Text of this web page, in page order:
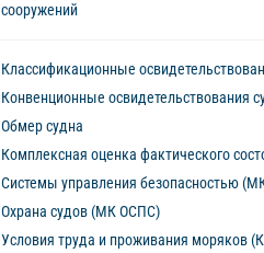
сооружений
Классификационные
Конвенционные освидетельствования
Обмер судна
Комплексная оценка фактического
Системы управления безопасностью
Охрана судов (МК ОСПС)
Условия труда и проживания моряков